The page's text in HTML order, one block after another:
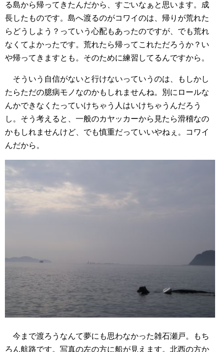
る島から帰ってきたんだから、すごいなぁと思います。成
長したものです。島へ渡るのがコワイのは、帰りが荒れた
らどうしよう？っていう心配もあったのですが、でも荒れ
なくてよかったです。荒れたら帰ってこれただろうか？い
や帰ってきますとも。そのために練習してるんですから。
そういう自信がないと行けないっていうのは、もしかし
たらただの臆病モノなのかもしれませんね。別にロールな
んかできなくたっていけちゃう人はいけちゃうんだろう
し。そう考えると、一般のカヤッカーから見たら滑稽なの
かもしれませんけど、でも慎重だっていいやねぇ。コワイ
んだから。
今まで渡ろうなんて夢にも思わなかった雑石瀬戸。もち
ろん航路です。写真の左の方に船が見えます。北西の方か